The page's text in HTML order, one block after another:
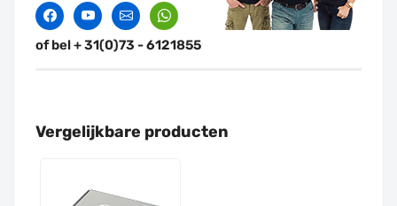
FacebookTwitterContactWhatssapp
of bel + 31(0)73 - 6121855
Vergelijkbare producten